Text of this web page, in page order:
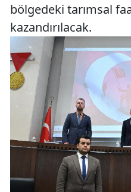
bölgedeki tarımsal
kazandırılacak.